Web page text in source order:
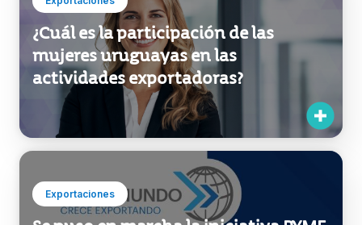
Exportaciones
¿Cuál es la participación de las
mujeres uruguayas en las
actividades exportadoras?